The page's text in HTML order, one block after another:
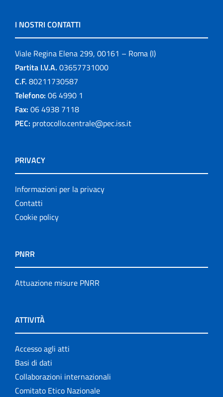
I NOSTRI CONTATTI
Viale Regina Elena 299, 00161 – Roma (I)
Partita I.V.A. 03657731000
C.F. 80211730587
Telefono: 06 4990 1
Fax: 06 4938 7118
PEC: protocollo.centrale@pec.iss.it
PRIVACY
Informazioni per la privacy
Contatti
Cookie policy
PNRR
Attuazione misure PNRR
ATTIVITÀ
Accesso agli atti
Basi di dati
Collaborazioni internazionali
Comitato Etico Nazionale